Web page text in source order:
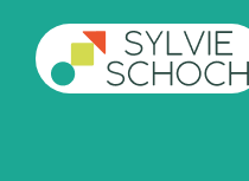
content